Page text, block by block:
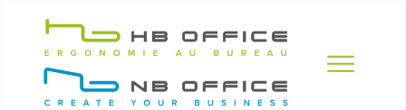
Accueil > Produits > accessoires>Corbeille / Cendrier
CORBEILLE / CENDRIER